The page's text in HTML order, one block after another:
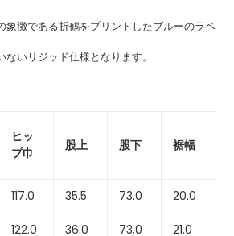
象徴である折鶴をプリントしたブルーのラベ
いリジッド仕様となります。
ヒッ
プ巾
股上 股下 裾幅
117.0 35.5 73.0 20.0
122.0 36.0 73.0 21.0